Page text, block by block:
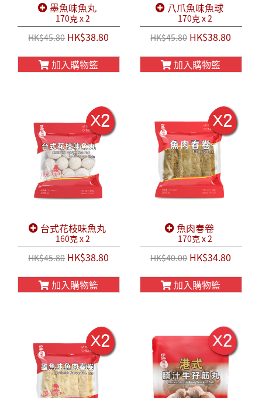
墨魚味魚丸
170克 x 2
HK$45.80HK$38.80
加入購物籃
八爪魚味魚球
170克 x 2
HK$45.80HK$38.80
加入購物籃
台式花枝味魚丸
160克 x 2
HK$45.80HK$38.80
加入購物籃
魚肉春卷
170克 x 2
HK$40.00HK$34.80
加入購物籃